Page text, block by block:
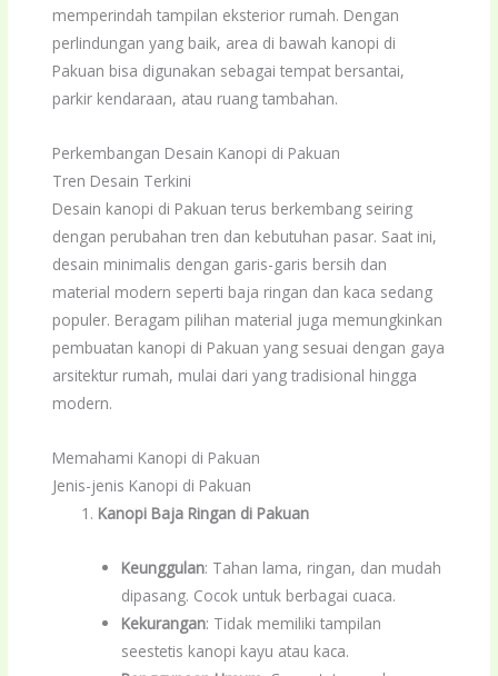
memperindah tampilan eksterior rumah. Dengan
perlindungan yang baik, area di bawah kanopi di
Pakuan bisa digunakan sebagai tempat bersantai,
parkir kendaraan, atau ruang tambahan.
Perkembangan Desain Kanopi di Pakuan
Tren Desain Terkini
Desain kanopi di Pakuan terus berkembang seiring
dengan perubahan tren dan kebutuhan pasar. Saat ini,
desain minimalis dengan garis-garis bersih dan
material modern seperti baja ringan dan kaca sedang
populer. Beragam pilihan material juga memungkinkan
pembuatan kanopi di Pakuan yang sesuai dengan gaya
arsitektur rumah, mulai dari yang tradisional hingga
modern.
Memahami Kanopi di Pakuan
Jenis-jenis Kanopi di Pakuan
Kanopi Baja Ringan di Pakuan
Keunggulan: Tahan lama, ringan, dan mudah
dipasang. Cocok untuk berbagai cuaca.
Kekurangan: Tidak memiliki tampilan
seestetis kanopi kayu atau kaca.